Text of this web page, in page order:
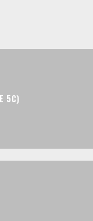
5C)